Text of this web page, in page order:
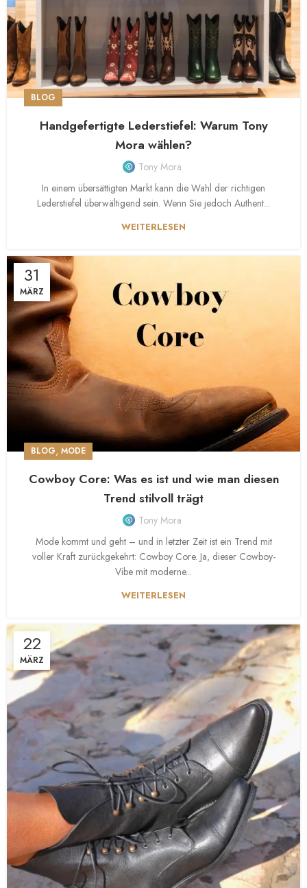
BLOG
Handgefertigte Lederstiefel: Warum Tony
Mora wählen?
Tony Mora
In einem übersättigten Markt kann die Wahl der richtigen
Lederstiefel überwältigend sein. Wenn Sie jedoch Authent...
WEITERLESEN
31
MÄRZ
BLOG, MODE
Cowboy Core: Was es ist und wie man diesen
Trend stilvoll trägt
Tony Mora
Mode kommt und geht – und in letzter Zeit ist ein Trend mit
voller Kraft zurückgekehrt: Cowboy Core. Ja, dieser Cowboy-
Vibe mit moderne...
WEITERLESEN
22
MÄRZ